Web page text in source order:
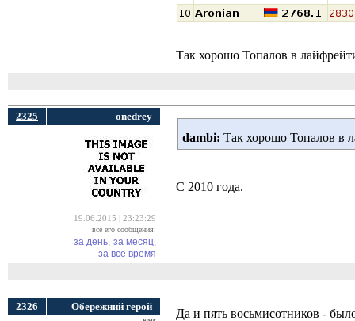
Так хорошо Топалов в
2325 onedrey
19.06.2015 | 23:23:29
все его сообщения:
за день, за месяц,
за все время
dambi: Так хорошо Топалов в
С 2010 года.
2326 Обережний герой
Да и пять восьмисотников -